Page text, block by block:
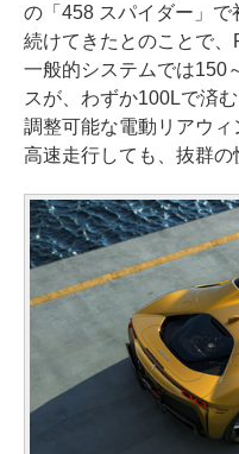
の「458 スパイダー」
続けてきたとのことで
一般的システムでは150
スが、わずか100Lで済
調整可能な電動リアウ
高速走行しても、抜群の